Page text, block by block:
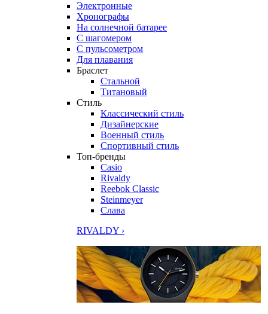
Электронные
Хронографы
На солнечной батарее
С шагомером
С пульсометром
Для плавания
Браслет
Стальной
Титановый
Стиль
Классический стиль
Дизайнерские
Военный стиль
Спортивный стиль
Топ-бренды
Casio
Rivaldy
Reebok Classic
Steinmeyer
Слава
RIVALDY ›